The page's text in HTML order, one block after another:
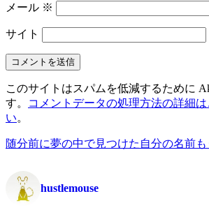
メール ※
サイト
このサイトはスパムを低減するために
す。
コメントデータの処理方法の詳細
い。
随分前に夢の中で見つけた自分の名前
hustlemouse